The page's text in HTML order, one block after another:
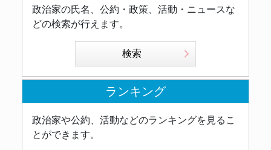
政治家の氏名、公約・政策、活動・ニュースな
どの検索が行えます。
検索
ランキング
政治家や公約、活動などのランキングを見るこ
とができます。